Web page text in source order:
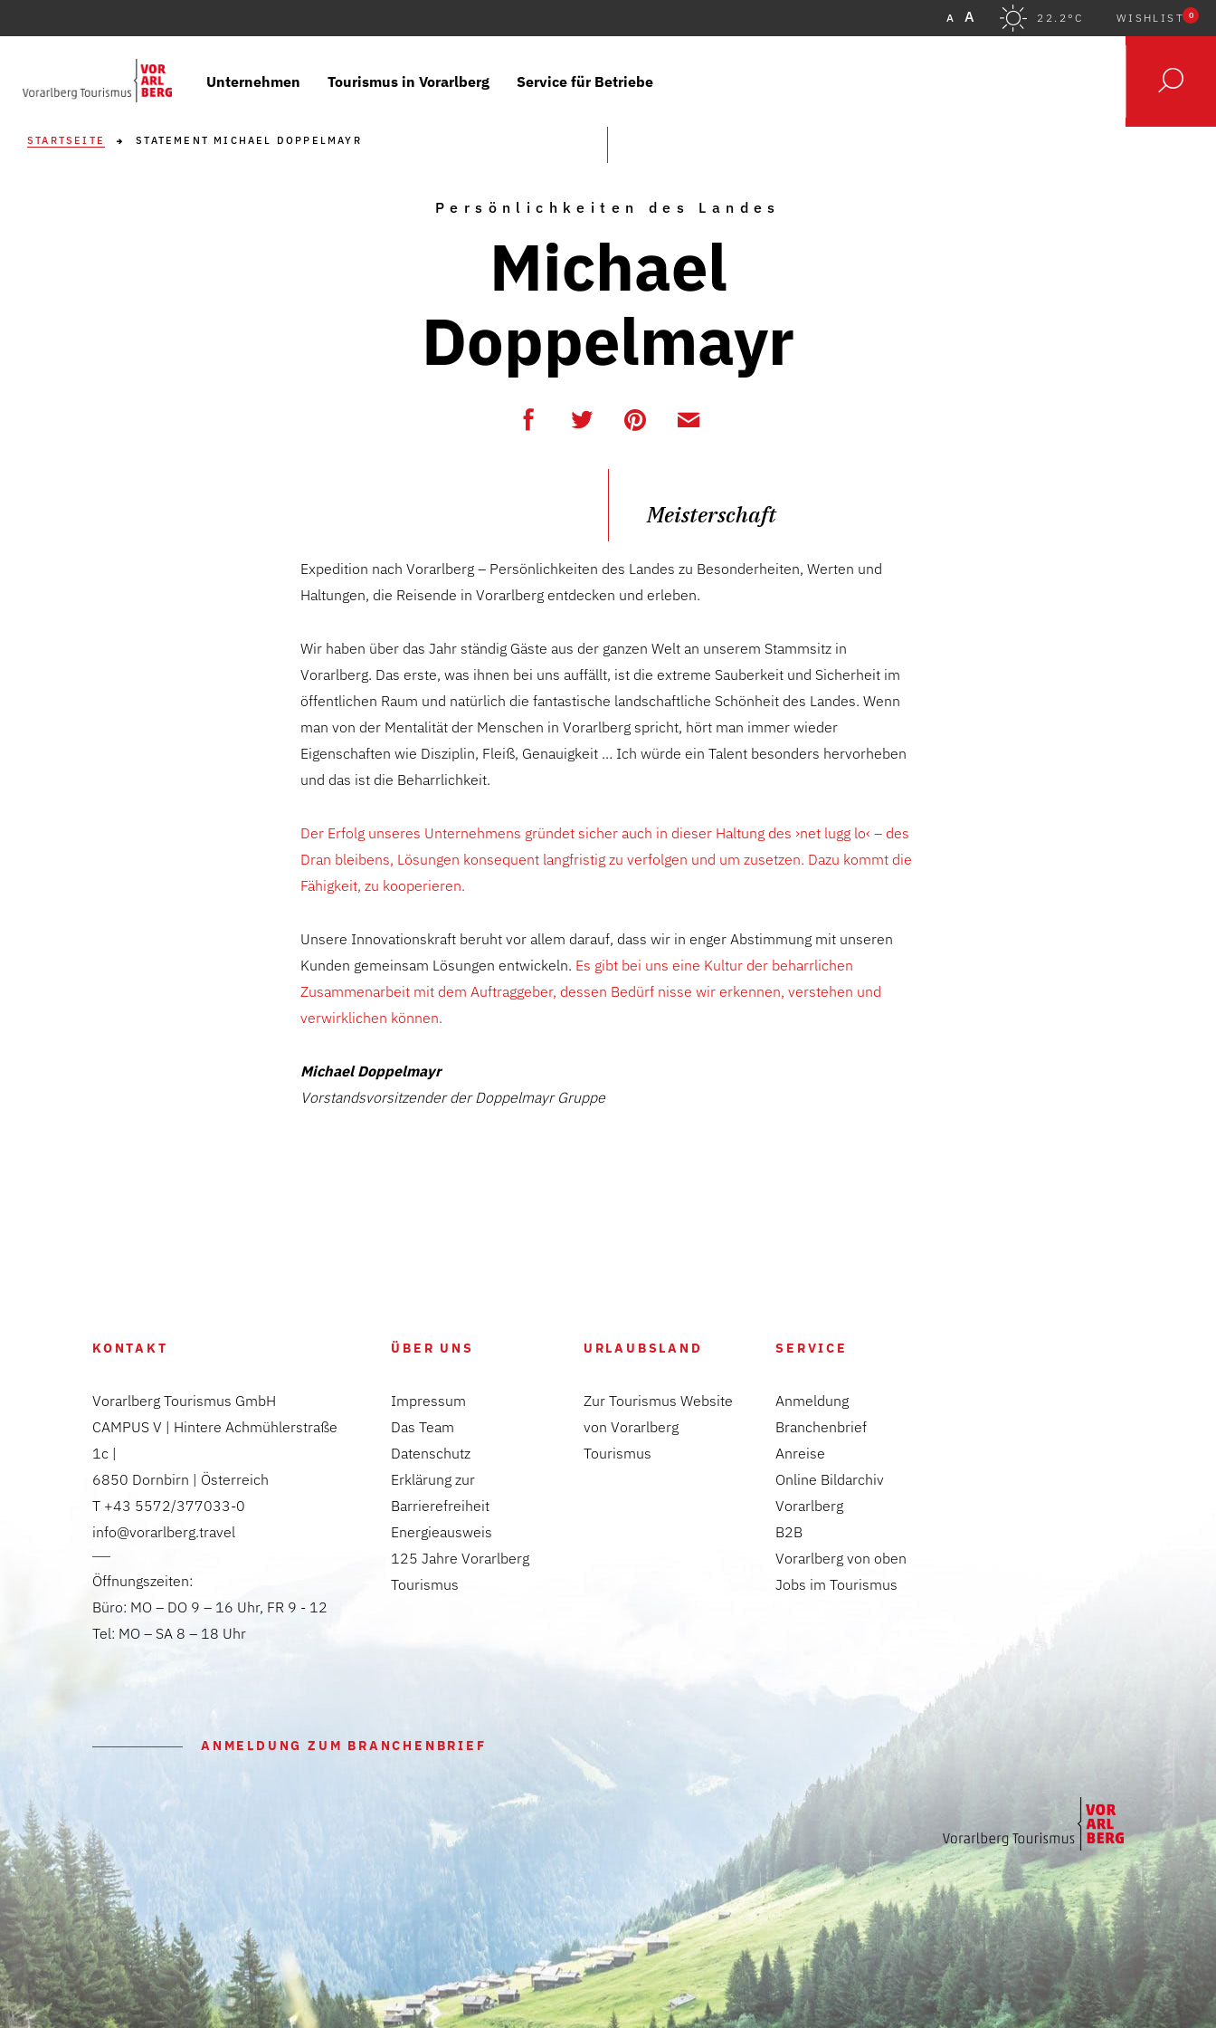
A A 22.2°C WISHLIST 0
Unternehmen Tourismus in Vorarlberg Service für Betriebe
STARTSEITE STATEMENT MICHAEL DOPPELMAYR
Persönlichkeiten des Landes
Michael
Doppelmayr
Meisterschaft
Expedition nach Vorarlberg – Persönlichkeiten des Landes zu Besonderheiten, Werten und
Haltungen, die Reisende in Vorarlberg entdecken und erleben.
Wir haben über das Jahr ständig Gäste aus der ganzen Welt an unserem Stammsitz in
Vorarlberg. Das erste, was ihnen bei uns auffällt, ist die extreme Sauberkeit und Sicherheit im
öffentlichen Raum und natürlich die fantastische landschaftliche Schönheit des Landes. Wenn
man von der Mentalität der Menschen in Vorarlberg spricht, hört man immer wieder
Eigenschaften wie Disziplin, Fleiß, Genauigkeit … Ich würde ein Talent besonders hervorheben
und das ist die Beharrlichkeit.
Der Erfolg unseres Unternehmens gründet sicher auch in dieser Haltung des ›net lugg lo‹ – des
Dran bleibens, Lösungen konsequent langfristig zu verfolgen und um zusetzen. Dazu kommt die
Fähigkeit, zu kooperieren.
Unsere Innovationskraft beruht vor allem darauf, dass wir in enger Abstimmung mit unseren
Kunden gemeinsam Lösungen entwickeln. Es gibt bei uns eine Kultur der beharrlichen
Zusammenarbeit mit dem Auftraggeber, dessen Bedürf nisse wir erkennen, verstehen und
verwirklichen können.
Michael Doppelmayr
Vorstandsvorsitzender der Doppelmayr Gruppe
KONTAKT
Vorarlberg Tourismus GmbH
CAMPUS V | Hintere Achmühlerstraße
1c |
6850 Dornbirn | Österreich
T +43 5572/377033-0
info@vorarlberg.travel
Öffnungszeiten:
Büro: MO – DO 9 – 16 Uhr, FR 9 - 12
Tel: MO – SA 8 – 18 Uhr
ÜBER UNS
Impressum
Das Team
Datenschutz
Erklärung zur
Barrierefreiheit
Energieausweis
125 Jahre Vorarlberg
Tourismus
URLAUBSLAND
Zur Tourismus Website
von Vorarlberg
Tourismus
SERVICE
Anmeldung
Branchenbrief
Anreise
Online Bildarchiv
Vorarlberg
B2B
Vorarlberg von oben
Jobs im Tourismus
ANMELDUNG ZUM BRANCHENBRIEF